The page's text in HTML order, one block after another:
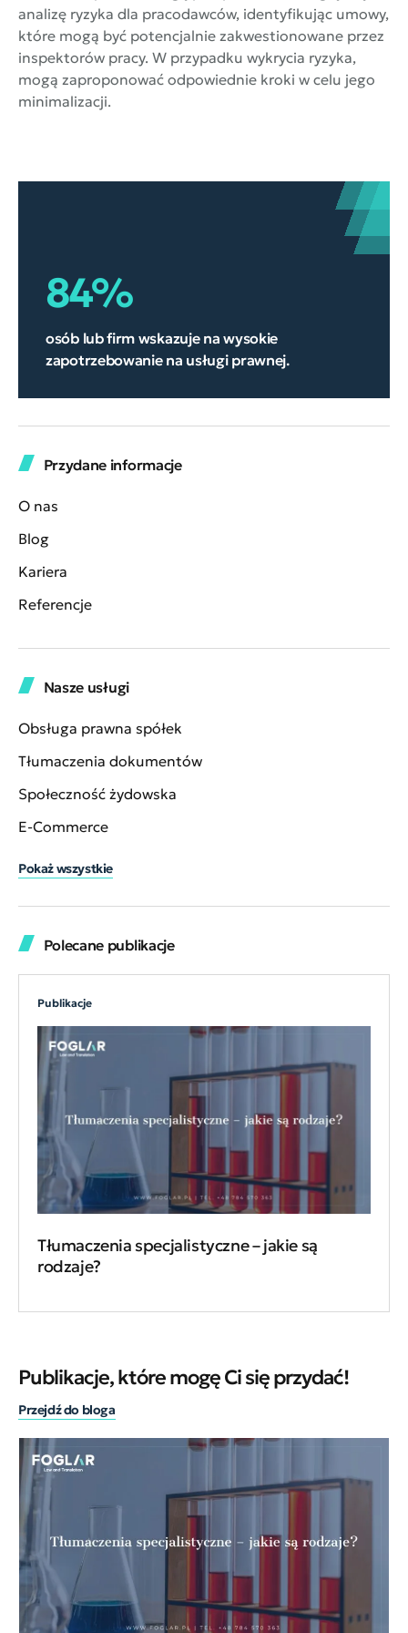
analizę ryzyka dla pracodawców, identyfikując umowy,
które mogą być potencjalnie zakwestionowane przez
inspektorów pracy. W przypadku wykrycia ryzyka,
mogą zaproponować odpowiednie kroki w celu jego
minimalizacji.
84%
osób lub firm wskazuje na wysokie
zapotrzebowanie na usługi prawnej.
Przydane informacje
O nas
Blog
Kariera
Referencje
Nasze usługi
Obsługa prawna spółek
Tłumaczenia dokumentów
Społeczność żydowska
E-Commerce
Pokaż wszystkie
Polecane publikacje
Publikacje
Tłumaczenia specjalistyczne – jakie są
rodzaje?
Publikacje, które mogę Ci się przydać!
Przejdź do bloga